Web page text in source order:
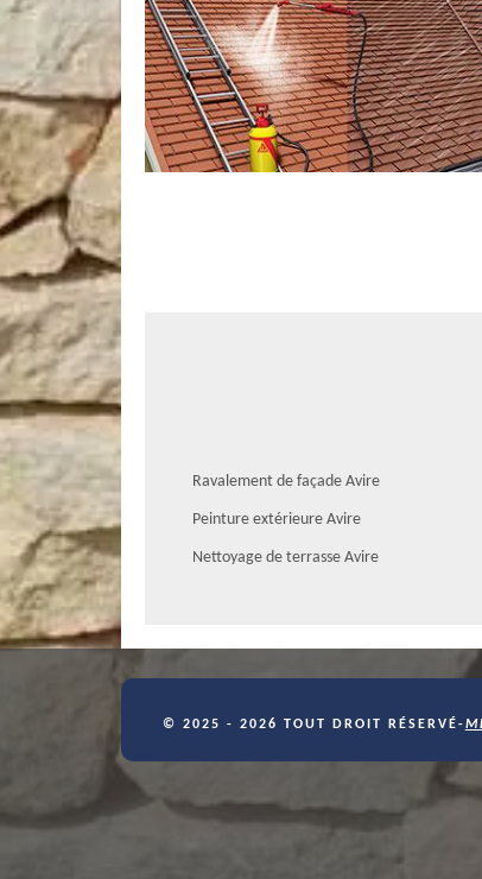
matière. Ses tarifs sont réputés comme les moins
Hydrofuge de toiture : AR
propriétaires.
À Avire, dans le 49500, AR Rénovation
couvreur dispose d’une expérience de plusieurs
mesure de procéder à une pose de produit
Hydrofuge de toiture : adressez-
Pour une application d’hydrofuge de toiture, AR
appeler. Pour votre toiture en tuiles et en
l’étanchéité la toiture, et pour éviter de
réaliser cette opération. Pour un projet similaire,
hydrofugation de toiture réussie.
Ravalement de façade Avire
Peinture extérieure Avire
Nettoyage de terrasse Avire
© 2025 - 2026 TOUT DROIT RÉSERVÉ-